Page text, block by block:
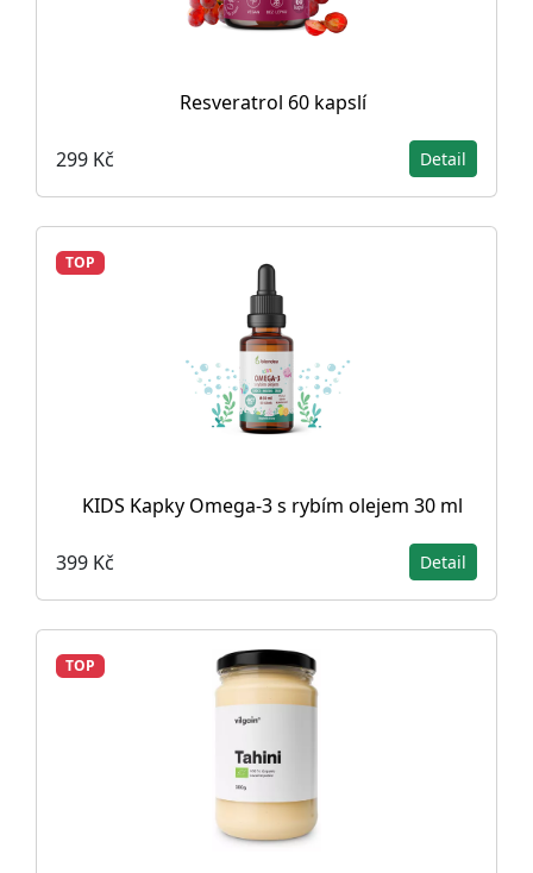
Resveratrol 60 kapslí
299 Kč Detail
TOP
KIDS Kapky Omega-3 s rybím olejem 30 ml
399 Kč Detail
TOP